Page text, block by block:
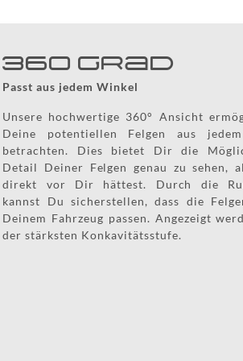
HOTLINE:
(0)
80571-
2
KONTAKT:
info@wheelforce.de
360 Grad
Passt aus jedem Winkel
Unsere hochwertige 360° Ansicht
Deine potentiellen Felgen aus
betrachten. Dies bietet Dir die
Detail Deiner Felgen genau zu sehen,
direkt vor Dir hättest. Durch die
kannst Du sicherstellen, dass die
Deinem Fahrzeug passen. Angezeigt
der stärksten Konkavitätsstufe.